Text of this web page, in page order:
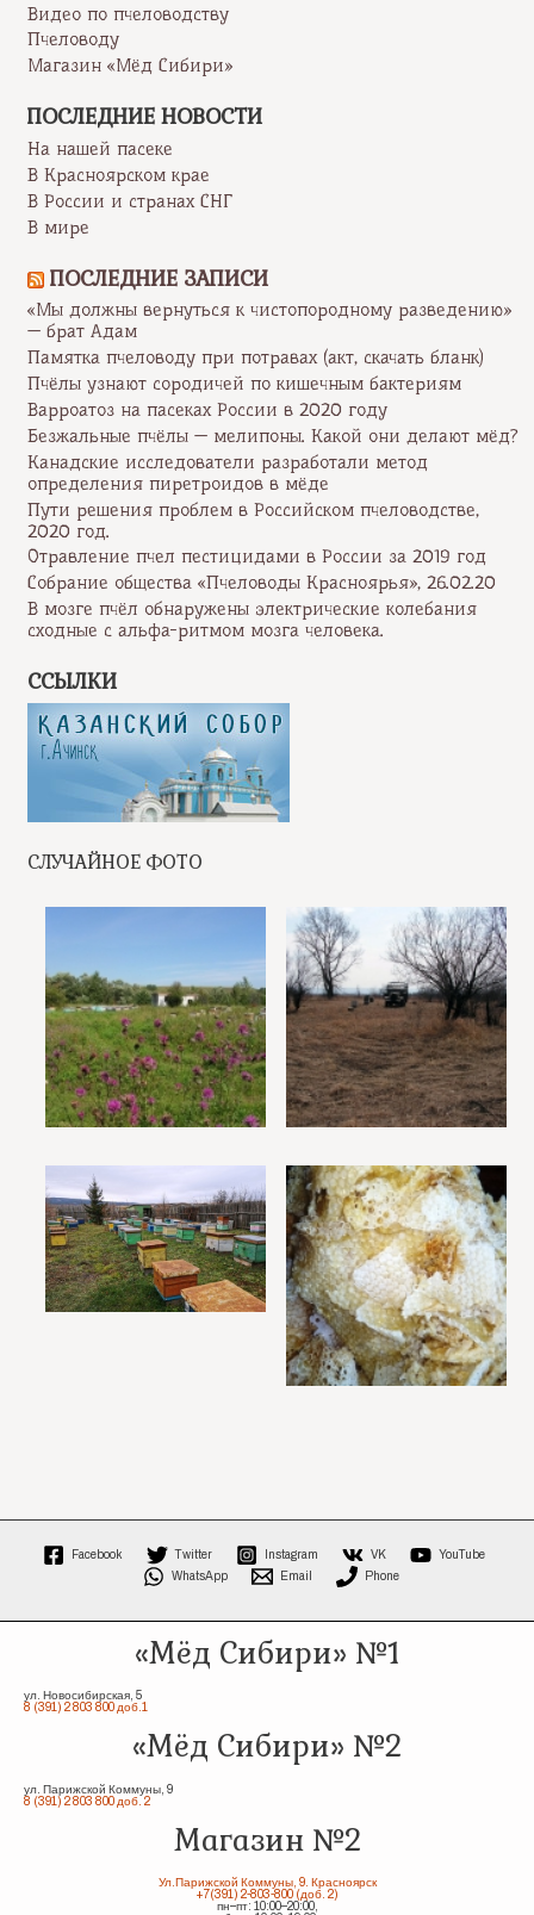
Видео по пчеловодству
Пчеловоду
Магазин «Мёд Сибири»
ПОСЛЕДНИЕ НОВОСТИ
На нашей пасеке
В Красноярском крае
В России и странах СНГ
В мире
ПОСЛЕДНИЕ ЗАПИСИ
«Мы должны вернуться к чистопородному разведению»
— брат Адам
Памятка пчеловоду при потравах (акт, скачать бланк)
Пчёлы узнают сородичей по кишечным бактериям
Варроатоз на пасеках России в 2020 году
Безжальные пчёлы — мелипоны. Какой они делают мёд?
Канадские исследователи разработали метод
определения пиретроидов в мёде
Пути решения проблем в Российском пчеловодстве,
2020 год.
Отравление пчел пестицидами в России за 2019 год
Собрание общества «Пчеловоды Красноярья», 26.02.20
В мозге пчёл обнаружены электрические колебания
сходные с альфа-ритмом мозга человека.
ССЫЛКИ
СЛУЧАЙНОЕ ФОТО
Facebook Twitter Instagram VK
YouTube
WhatsApp
Email Phone
«Мёд Сибири» №1
ул. Новосибирская, 5
8 (391) 2 803 800 доб.1
«Мёд Сибири» №2
ул. Парижской Коммуны, 9
8 (391) 2 803 800 доб. 2
Магазин №2
Ул.Парижской Коммуны, 9. Красноярск
+7(391) 2-803-800 (доб. 2)
пн–пт: 10:00–20:00,